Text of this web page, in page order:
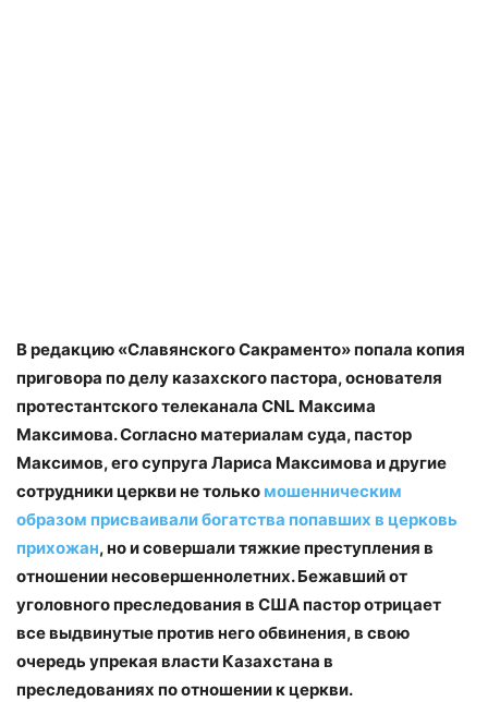
В редакцию «Славянского Сакраменто» попала копия
приговора по делу казахского пастора, основателя
протестантского телеканала CNL Максима
Максимова. Согласно материалам суда, пастор
Максимов, его супруга Лариса Максимова и другие
сотрудники церкви не только мошенническим
образом присваивали богатства попавших в церковь
прихожан, но и совершали тяжкие преступления в
отношении несовершеннолетних. Бежавший от
уголовного преследования в США пастор отрицает
все выдвинутые против него обвинения, в свою
очередь упрекая власти Казахстана в
преследованиях по отношении к церкви.